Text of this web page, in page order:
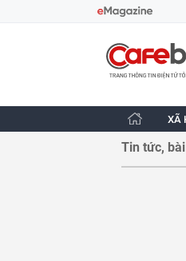
CafeBiz - Trang chủ
XÃ
Tin tức,